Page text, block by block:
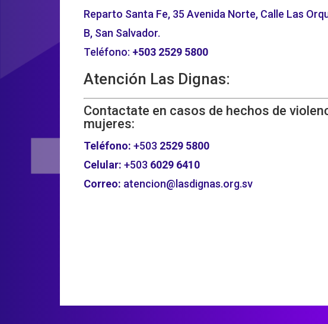
Reparto Santa Fe, 35 Avenida Norte, Calle Las
B, San Salvador.
Teléfono: +503 2529 5800
Atención Las Dignas:
Contactate en casos de hechos de
mujeres:
Teléfono: +503 2529 5800
Celular: +503 6029 6410
Correo: atencion@lasdignas.org.sv